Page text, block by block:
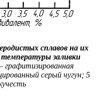
сплавов на их
заливки
графитизированная
серый чугун; 5